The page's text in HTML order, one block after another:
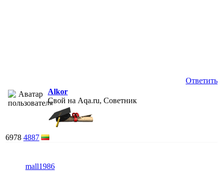
Ответить
Alkor
Свой на Aqa.ru, Советник
6978 4887
mall1986